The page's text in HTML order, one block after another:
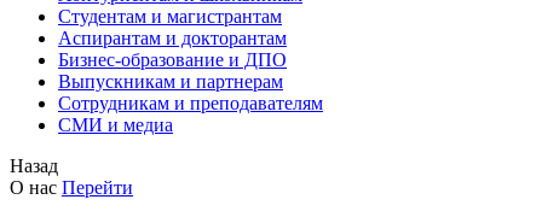
Студентам и магистрантам
Аспирантам и докторантам
Бизнес-образование и ДПО
Выпускникам и партнерам
Сотрудникам и преподавателям
СМИ и медиа
Назад
О нас Перейти